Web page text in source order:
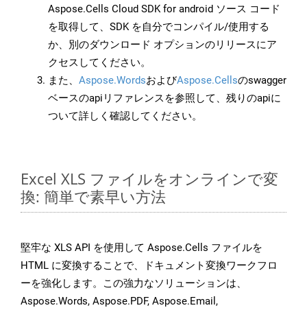
Aspose.Cells Cloud SDK for android ソース コード
を取得して、SDK を自分でコンパイル/使用する
か、別のダウンロード オプションのリリースにア
クセスしてください。
また、 Aspose.WordsおよびAspose.Cellsのswagger
ベースのapiリファレンスを参照して、残りのapiに
ついて詳しく確認してください。
Excel XLS ファイルをオンラインで変
換: 簡単で素早い方法
堅牢な XLS API を使用して Aspose.Cells ファイルを
HTML に変換することで、ドキュメント変換ワークフロ
ーを強化します。この強力なソリューションは、
Aspose.Words, Aspose.PDF, Aspose.Email,